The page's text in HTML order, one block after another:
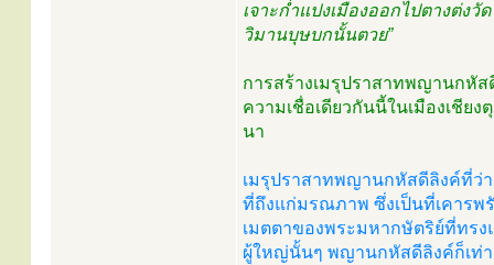
เจาะก๋ำแปงเมืองออกไปตางต่ง
วิมานบุษบกนั้นตวย”
การสร้างเมรุปราสาทพญานกหั
ความเชื่อเดียวกันนี้ในเมืองเชีย
นา
เมรุปราสาทพญานกหัสดีลิงค์ที่ว่
ที่ถึงแก่มรณภาพ ซึ่งเป็นที่เคารพ
เมตตาของพระมหากษัตริย์ที่ทรง
ผู้ใหญ่นั้นๆ พญานกหัสดีลิงค์ก็เท่